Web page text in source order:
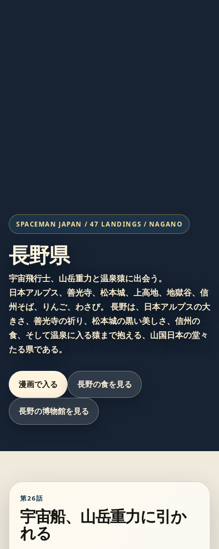
SPACEMAN JAPAN / 47 LANDINGS / NAGANO
長野県
宇宙飛行士、山岳重力と温泉猿に出会う。
日本アルプス、善光寺、松本城、上高地、地獄谷、信
州そば、りんご、わさび。 長野は、日本アルプスの大
きさ、善光寺の祈り、松本城の黒い美しさ、信州の
食、そして温泉に入る猿まで抱える、山国日本の堂々
たる県である。
漫画で入る 長野の食を見る
長野の博物館を見る
第26話
宇宙船、山岳重力に引か
れる